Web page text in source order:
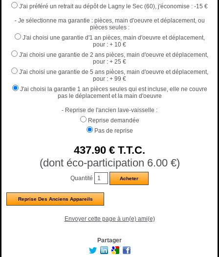
J'ai préféré un retrait au dépôt de Lagny le Sec (60), j'économise : -15 €
- Je sélectionne ma garantie : pièces, main d'oeuvre et déplacement, ou
pièces seules :
J'ai choisi une garantie d'1 an pièces, main d'oeuvre et déplacement,
pour : + 10 €
J'ai choisi une garantie de 2 ans pièces, main d'oeuvre et déplacement,
pour : + 25 €
J'ai choisi une garantie de 5 ans pièces, main d'oeuvre et déplacement,
pour : + 99 €
J'ai choisi la garantie 1 an pièces seules qui est incluse, elle ne couvre
pas le déplacement et la main d'oeuvre
- Reprise de l'ancien lave-vaisselle :
Reprise demandée
Pas de reprise
437.90 € T.T.C.
(dont éco-participation 6.00 €)
Quantité
Reprise Des Anciens Appareils
Envoyer cette page à un(e) ami(e)
Partager